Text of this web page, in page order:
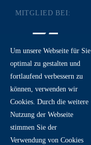
MITGLIED BEI:
RECHTLICHES:
IMPRESSUM
Um unsere Webseite für Sie
optimal zu gestalten und
fortlaufend verbessern zu
können, verwenden wir
Cookies. Durch die weitere
Nutzung der Webseite
stimmen Sie der
Verwendung von Cookies